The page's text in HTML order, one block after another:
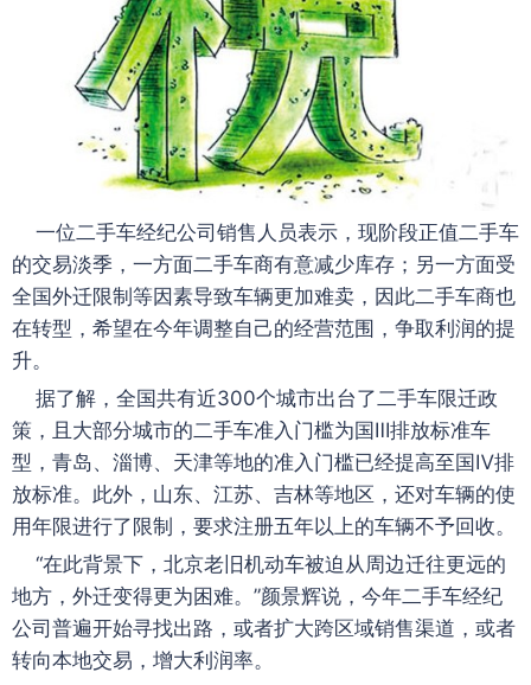
一位二手车经纪公司销售人员表示，现阶段正值二手车
的交易淡季，一方面二手车商有意减少库存；另一方面受
全国外迁限制等因素导致车辆更加难卖，因此二手车商也
在转型，希望在今年调整自己的经营范围，争取利润的提
升。
据了解，全国共有近300个城市出台了二手车限迁政
策，且大部分城市的二手车准入门槛为国Ⅲ排放标准车
型，青岛、淄博、天津等地的准入门槛已经提高至国Ⅳ排
放标准。此外，山东、江苏、吉林等地区，还对车辆的使
用年限进行了限制，要求注册五年以上的车辆不予回收。
“在此背景下，北京老旧机动车被迫从周边迁往更远的
地方，外迁变得更为困难。”颜景辉说，今年二手车经纪
公司普遍开始寻找出路，或者扩大跨区域销售渠道，或者
转向本地交易，增大利润率。